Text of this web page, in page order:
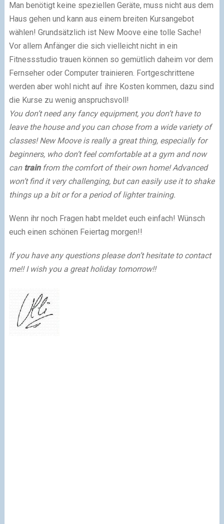
Man benötigt keine speziellen Geräte, muss nicht aus dem
Haus gehen und kann aus einem breiten Kursangebot
wählen! Grundsätzlich ist New Moove eine tolle Sache!
Vor allem Anfänger die sich vielleicht nicht in ein
Fitnessstudio trauen können so gemütlich daheim vor dem
Fernseher oder Computer trainieren. Fortgeschrittene
werden aber wohl nicht auf ihre Kosten kommen, dazu sind
die Kurse zu wenig anspruchsvoll!
You don’t need any fancy equipment, you don’t have to
leave the house and you can chose from a wide variety of
classes! New Moove is really a great thing, especially for
beginners, who don’t feel comfortable at a gym and now
can trainfrom the comfort of their own home! Advanced
won’t find it very challenging, but can easily use it to shake
things up a bit or for a period of lighter training.
Wenn ihr noch Fragen habt meldet euch einfach! Wünsch
euch einen schönen Feiertag morgen!!
If you have any questions please don’t hesitate to contact
me!! I wish you a great holiday tomorrow!!